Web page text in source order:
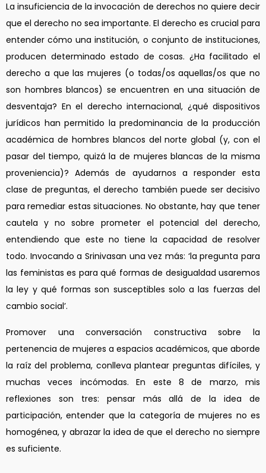
La insuficiencia de la invocación de derechos no quiere decir
que el derecho no sea importante. El derecho es crucial para
entender cómo una institución, o conjunto de instituciones,
producen determinado estado de cosas. ¿Ha facilitado el
derecho a que las mujeres (o todas/os aquellas/os que no
son hombres blancos) se encuentren en una situación de
desventaja? En el derecho internacional, ¿qué dispositivos
jurídicos han permitido la predominancia de la producción
académica de hombres blancos del norte global (y, con el
pasar del tiempo, quizá la de mujeres blancas de la misma
proveniencia)? Además de ayudarnos a responder esta
clase de preguntas, el derecho también puede ser decisivo
para remediar estas situaciones. No obstante, hay que tener
cautela y no sobre prometer el potencial del derecho,
entendiendo que este no tiene la capacidad de resolver
todo. Invocando a Srinivasan una vez más: ‘la pregunta para
las feministas es para qué formas de desigualdad usaremos
la ley y qué formas son susceptibles solo a las fuerzas del
cambio social’.
Promover una conversación constructiva sobre la
pertenencia de mujeres a espacios académicos, que aborde
la raíz del problema, conlleva plantear preguntas difíciles, y
muchas veces incómodas. En este 8 de marzo, mis
reflexiones son tres: pensar más allá de la idea de
participación, entender que la categoría de mujeres no es
homogénea, y abrazar la idea de que el derecho no siempre
es suficiente.